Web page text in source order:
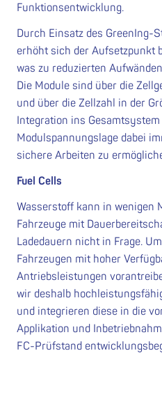
Funktionsentwicklung.
Durch Einsatz des GreenIng-
erhöht sich der Aufsetzpunkt
was zu reduzierten
Die Module sind über die
und über die Zellzahl in der
Integration ins
Modulspannungslage dabei
sichere Arbeiten zu
Fuel Cells
Wasserstoff kann in wenigen
Fahrzeuge mit
Ladedauern nicht in Frage.
Fahrzeugen mit hoher
Antriebsleistungen
wir deshalb
und integrieren diese in die
Applikation und
FC-Prüfstand